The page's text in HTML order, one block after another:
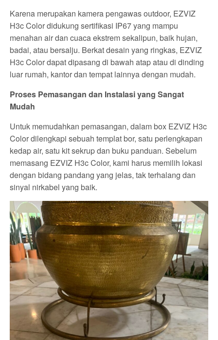
Karena merupakan kamera pengawas outdoor, EZVIZ
H3c Color didukung sertifikasi IP67 yang mampu
menahan air dan cuaca ekstrem sekalipun, baik hujan,
badai, atau bersalju. Berkat desain yang ringkas, EZVIZ
H3c Color dapat dipasang di bawah atap atau di dinding
luar rumah, kantor dan tempat lainnya dengan mudah.
Proses Pemasangan dan Instalasi yang Sangat
Mudah
Untuk memudahkan pemasangan, dalam box EZVIZ H3c
Color dilengkapi sebuah templat bor, satu perlengkapan
kedap air, satu kit sekrup dan buku panduan. Sebelum
memasang EZVIZ H3c Color, kami harus memilih lokasi
dengan bidang pandang yang jelas, tak terhalang dan
sinyal nirkabel yang baik.